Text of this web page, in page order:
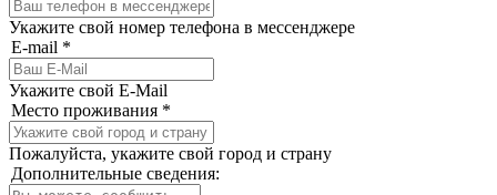
Укажите свой номер телефона в мессенджере
E-mail *
Укажите свой E-Mail
Место проживания *
Пожалуйста, укажите свой город и страну
Дополнительные сведения: